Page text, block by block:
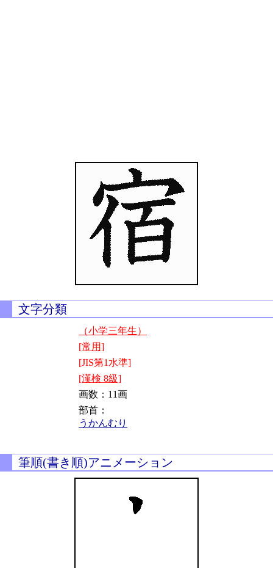
文字分類
（小学三年生）
[常用]
[JIS第1水準]
[漢検 8級]
画数：11画
部首：
うかんむり
筆順(書き順)アニメーション